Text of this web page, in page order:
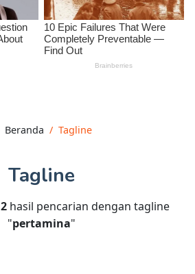
Beranda Tagline
Tagline
2hasil pencarian dengan tagline
"pertamina"